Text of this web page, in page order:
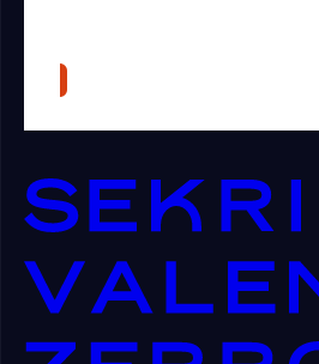
Presse